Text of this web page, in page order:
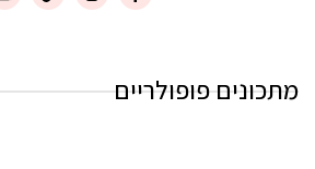
מתכונים פופולריים